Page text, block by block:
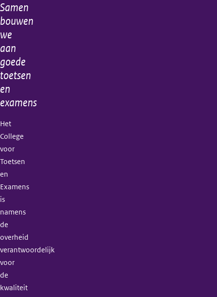
Algemene
informatie
Samen
bouwen
we
aan
goede
toetsen
en
examens
Het
College
voor
Toetsen
en
Examens
is
namens
de
overheid
verantwoordelijk
voor
de
kwaliteit